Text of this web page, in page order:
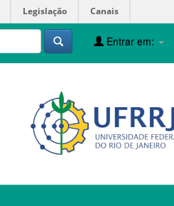
Legislação Canais
Entrar em: